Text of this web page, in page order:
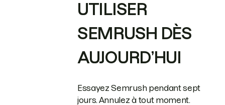
UTILISER
SEMRUSH DÈS
AUJOURD’HUI
Essayez Semrush pendant sept
jours. Annulez à tout moment.